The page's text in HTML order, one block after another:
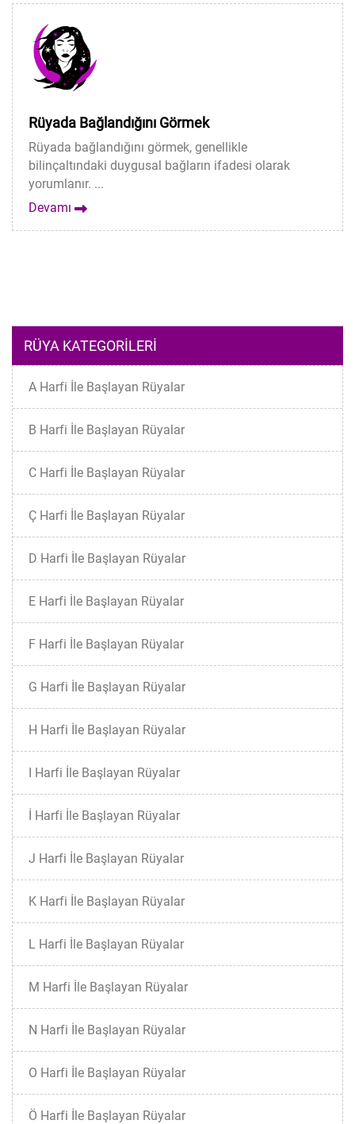
Rüyada Bağlandığını Görmek
Rüyada bağlandığını görmek, genellikle
bilinçaltındaki duygusal bağların ifadesi olarak
yorumlanır. ...
Devamı
RÜYA KATEGORILERI
A Harfi İle Başlayan Rüyalar
B Harfi İle Başlayan Rüyalar
C Harfi İle Başlayan Rüyalar
Ç Harfi İle Başlayan Rüyalar
D Harfi İle Başlayan Rüyalar
E Harfi İle Başlayan Rüyalar
F Harfi İle Başlayan Rüyalar
G Harfi İle Başlayan Rüyalar
H Harfi İle Başlayan Rüyalar
I Harfi İle Başlayan Rüyalar
İ Harfi İle Başlayan Rüyalar
J Harfi İle Başlayan Rüyalar
K Harfi İle Başlayan Rüyalar
L Harfi İle Başlayan Rüyalar
M Harfi İle Başlayan Rüyalar
N Harfi İle Başlayan Rüyalar
O Harfi İle Başlayan Rüyalar
Ö Harfi İle Başlayan Rüyalar